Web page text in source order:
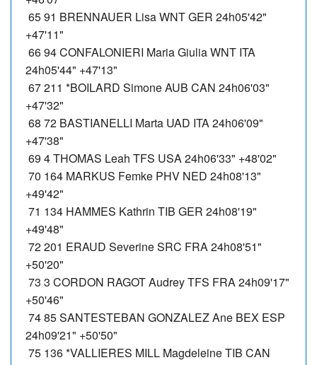
65 91 BRENNAUER Lisa WNT GER 24h05'42"
+47'11"
66 94 CONFALONIERI Maria Giulia WNT ITA
24h05'44" +47'13"
67 211 *BOILARD Simone AUB CAN 24h06'03"
+47'32"
68 72 BASTIANELLI Marta UAD ITA 24h06'09"
+47'38"
69 4 THOMAS Leah TFS USA 24h06'33" +48'02"
70 164 MARKUS Femke PHV NED 24h08'13"
+49'42"
71 134 HAMMES Kathrin TIB GER 24h08'19"
+49'48"
72 201 ERAUD Severine SRC FRA 24h08'51"
+50'20"
73 3 CORDON RAGOT Audrey TFS FRA 24h09'17"
+50'46"
74 85 SANTESTEBAN GONZALEZ Ane BEX ESP
24h09'21" +50'50"
75 136 *VALLIERES MILL Magdeleine TIB CAN